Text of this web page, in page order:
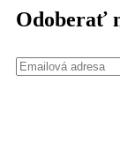
Odoberať